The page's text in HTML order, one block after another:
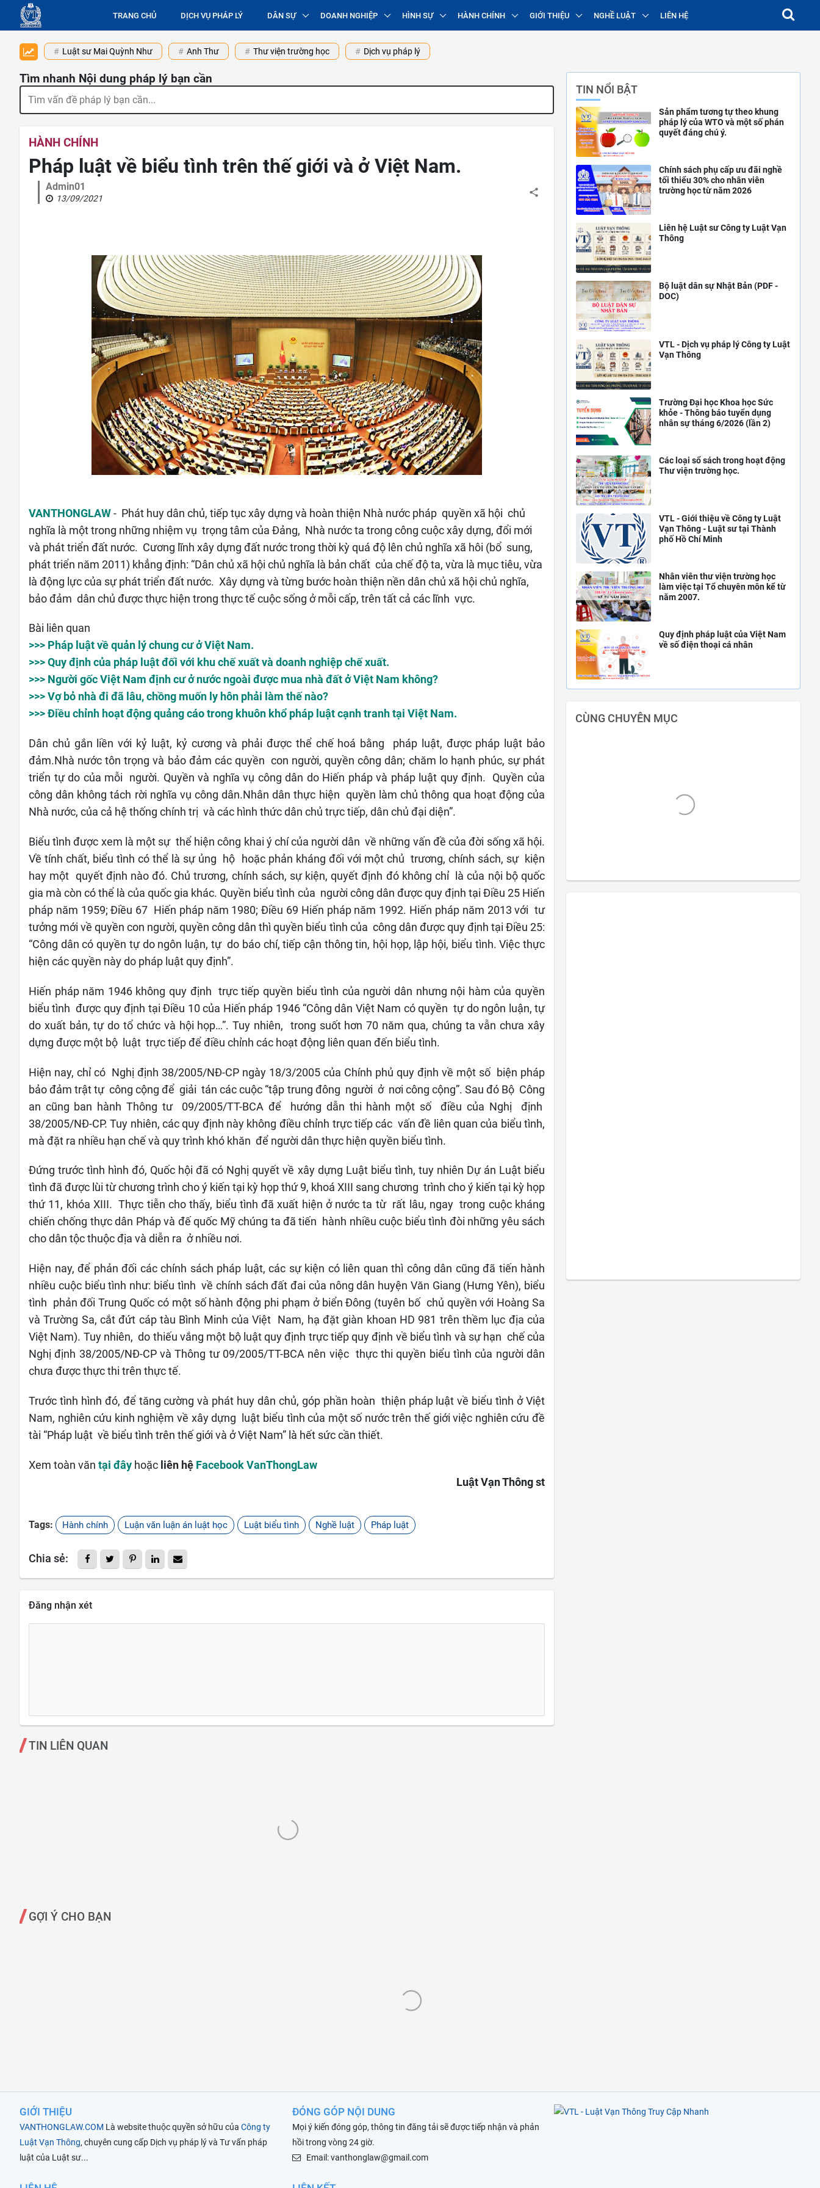
TRANG CHỦ DỊCH VỤ PHÁP LÝ DÂN SỰ DOANH NGHIỆP HÌNH SỰ HÀNH CHÍNH GIỚI THIỆU NGHỀ LUẬT LIÊN HỆ
Luật sư Mai Quỳnh Như Anh Thư Thư viện trường học Dịch vụ pháp lý
Tìm nhanh Nội dung pháp lý bạn cần
HÀNH CHÍNH
Pháp luật về biểu tình trên thế giới và ở Việt Nam.
Admin01
13/09/2021
VANTHONGLAW - Phát huy dân chủ, tiếp tục xây dựng và hoàn thiện Nhà nước pháp quyền xã hội chủ
nghĩa là một trong những nhiệm vụ trọng tâm của Đảng, Nhà nước ta trong công cuộc xây dựng, đổi mới
và phát triển đất nước. Cương lĩnh xây dựng đất nước trong thời kỳ quá độ lên chủ nghĩa xã hôi (bổ sung,
phát triển năm 2011) khẳng định: “Dân chủ xã hội chủ nghĩa là bản chất của chế độ ta, vừa là mục tiêu, vừa
là động lực của sự phát triển đất nước. Xây dựng và từng bước hoàn thiện nền dân chủ xã hội chủ nghĩa,
bảo đảm dân chủ được thực hiện trong thực tế cuộc sống ở mỗi cấp, trên tất cả các lĩnh vực.
Bài liên quan
>>> Pháp luật về quản lý chung cư ở Việt Nam.
>>> Quy định của pháp luật đối với khu chế xuất và doanh nghiệp chế xuất.
>>> Người gốc Việt Nam định cư ở nước ngoài được mua nhà đất ở Việt Nam không?
>>> Vợ bỏ nhà đi đã lâu, chồng muốn ly hôn phải làm thế nào?
>>> Điều chỉnh hoạt động quảng cáo trong khuôn khổ pháp luật cạnh tranh tại Việt Nam.
Dân chủ gắn liền với kỷ luật, kỷ cương và phải được thể chế hoá bằng pháp luật, được pháp luật bảo
đảm.Nhà nước tôn trọng và bảo đảm các quyền con người, quyền công dân; chăm lo hạnh phúc, sự phát
triển tự do của mỗi người. Quyền và nghĩa vụ công dân do Hiến pháp và pháp luật quy định. Quyền của
công dân không tách rời nghĩa vụ công dân.Nhân dân thực hiện quyền làm chủ thông qua hoạt động của
Nhà nước, của cả hệ thống chính trị và các hình thức dân chủ trực tiếp, dân chủ đại diện”.
Biểu tình được xem là một sự thể hiện công khai ý chí của người dân về những vấn đề của đời sống xã hội.
Về tính chất, biểu tình có thể là sự ủng hộ hoặc phản kháng đối với một chủ trương, chính sách, sự kiện
hay một quyết định nào đó. Chủ trương, chính sách, sự kiện, quyết định đó không chỉ là của nội bộ quốc
gia mà còn có thể là của quốc gia khác. Quyền biểu tình của người công dân được quy định tại Điều 25 Hiến
pháp năm 1959; Điều 67 Hiến pháp năm 1980; Điều 69 Hiến pháp năm 1992. Hiến pháp năm 2013 với tư
tưởng mới về quyền con người, quyền công dân thì quyền biểu tình của công dân được quy định tại Điều 25:
“Công dân có quyền tự do ngôn luận, tự do báo chí, tiếp cận thông tin, hội họp, lập hội, biểu tình. Việc thực
hiện các quyền này do pháp luật quy định”.
Hiến pháp năm 1946 không quy định trực tiếp quyền biểu tình của người dân nhưng nội hàm của quyền
biểu tình được quy định tại Điều 10 của Hiến pháp 1946 “Công dân Việt Nam có quyền tự do ngôn luận, tự
do xuất bản, tự do tổ chức và hội họp…”. Tuy nhiên, trong suốt hơn 70 năm qua, chúng ta vẫn chưa xây
dựng được một bộ luật trực tiếp để điều chỉnh các hoạt động liên quan đến biểu tình.
Hiện nay, chỉ có Nghị định 38/2005/NĐ-CP ngày 18/3/2005 của Chính phủ quy định về một số biện pháp
bảo đảm trật tự công cộng để giải tán các cuộc “tập trung đông người ở nơi công cộng”. Sau đó Bộ Công
an cũng ban hành Thông tư 09/2005/TT-BCA để hướng dẫn thi hành một số điều của Nghị định
38/2005/NĐ-CP. Tuy nhiên, các quy định này không điều chỉnh trực tiếp các vấn đề liên quan của biểu tình,
mà đặt ra nhiều hạn chế và quy trình khó khăn để người dân thực hiện quyền biểu tình.
Đứng trước tình hình đó, Quốc hội đã có Nghị quyết về xây dựng Luật biểu tình, tuy nhiên Dự án Luật biểu
tình đã được lùi từ chương trình cho ý kiến tại kỳ họp thứ 9, khoá XIII sang chương trình cho ý kiến tại kỳ họp
thứ 11, khóa XIII. Thực tiễn cho thấy, biểu tình đã xuất hiện ở nước ta từ rất lâu, ngay trong cuộc kháng
chiến chống thực dân Pháp và đế quốc Mỹ chúng ta đã tiến hành nhiều cuộc biểu tình đòi những yêu sách
cho dân tộc thuộc địa và diễn ra ở nhiều nơi.
Hiện nay, để phản đối các chính sách pháp luật, các sự kiện có liên quan thì công dân cũng đã tiến hành
nhiều cuộc biểu tình như: biểu tình về chính sách đất đai của nông dân huyện Văn Giang (Hưng Yên), biểu
tình phản đối Trung Quốc có một số hành động phi phạm ở biển Đông (tuyên bố chủ quyền với Hoàng Sa
và Trường Sa, cắt đứt cáp tàu Bình Minh của Việt Nam, hạ đặt giàn khoan HD 981 trên thềm lục địa của
Việt Nam). Tuy nhiên, do thiếu vắng một bộ luật quy định trực tiếp quy định về biểu tình và sự hạn chế của
Nghị định 38/2005/NĐ-CP và Thông tư 09/2005/TT-BCA nên việc thực thi quyền biểu tình của người dân
chưa được thực thi trên thực tế.
Trước tình hình đó, để tăng cường và phát huy dân chủ, góp phần hoàn thiện pháp luật về biểu tình ở Việt
Nam, nghiên cứu kinh nghiệm về xây dựng luật biểu tình của một số nước trên thế giới việc nghiên cứu đề
tài “Pháp luật về biểu tình trên thế giới và ở Việt Nam” là hết sức cần thiết.
Xem toàn văn tại đây hoặc liên hệ Facebook VanThongLaw
Luật Vạn Thông st
Tags: Hành chính Luận văn luận án luật học Luật biểu tình Nghề luật Pháp luật
Chia sẻ:
Đăng nhận xét
TIN LIÊN QUAN
TIN NỔI BẬT
Sản phẩm tương tự theo khung
pháp lý của WTO và một số phán
quyết đáng chú ý.
Chính sách phụ cấp ưu đãi nghề
tối thiểu 30% cho nhân viên
trường học từ năm 2026
Liên hệ Luật sư Công ty Luật Vạn
Thông
Bộ luật dân sự Nhật Bản (PDF -
DOC)
VTL - Dịch vụ pháp lý Công ty Luật
Vạn Thông
Trường Đại học Khoa học Sức
khỏe - Thông báo tuyển dụng
nhân sự tháng 6/2026 (lần 2)
Các loại sổ sách trong hoạt động
Thư viện trường học.
VTL - Giới thiệu về Công ty Luật
Vạn Thông - Luật sư tại Thành
phố Hồ Chí Minh
Nhân viên thư viện trường học
làm việc tại Tổ chuyên môn kể từ
năm 2007.
Quy định pháp luật của Việt Nam
về số điện thoại cá nhân
CÙNG CHUYÊN MỤC
GỢI Ý CHO BẠN
GIỚI THIỆU
VANTHONGLAW.COM Là website thuộc quyền sở hữu của Công ty
Luật Vạn Thông, chuyên cung cấp Dịch vụ pháp lý và Tư vấn pháp
luật của Luật sư...
ĐÓNG GÓP NỘI DUNG
Mọi ý kiến đóng góp, thông tin đăng tải sẽ được tiếp nhận và phản
hồi trong vòng 24 giờ.
Email: vanthonglaw@gmail.com